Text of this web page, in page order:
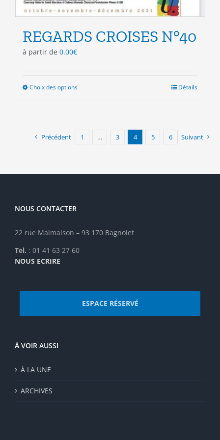
REGARDS CROISES N°40
à partir de 0.00€
Choix des optionsCe
Les
être
du
Détails
Précédent 1 … 3 4 5 6 Suivant
NOUS CONTACTER
22 rue Malmaison – 93 170 Bagnolet
Tel. : 01 41 63 27 60
NOUS ECRIRE
ESPACE RÉSERVÉ
À VOIR AUSSI
À LA UNE
ARCHIVES